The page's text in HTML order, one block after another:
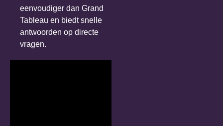
eenvoudiger dan Grand
Tableau en biedt snelle
antwoorden op directe
vragen.